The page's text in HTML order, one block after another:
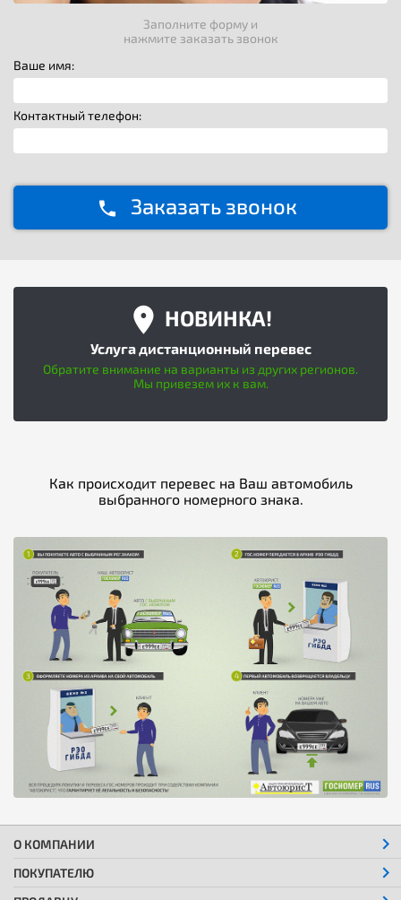
Заполните форму и
нажмите заказать звонок
Ваше имя:
Контактный телефон:
Заказать звонок
НОВИНКА!
Услуга дистанционный перевес
Обратите внимание на варианты из других регионов.
Мы привезем их к вам.
Как происходит перевес на Ваш автомобиль
выбранного номерного знака.
О КОМПАНИИ
ПОКУПАТЕЛЮ